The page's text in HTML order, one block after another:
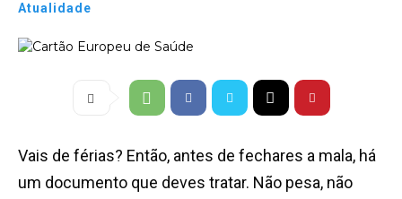
Atualidade
Vais de férias? Então, antes de fechares a mala, há
um documento que deves tratar. Não pesa, não